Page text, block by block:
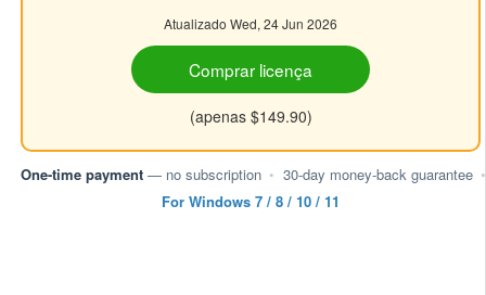
Atualizado Wed, 24 Jun 2026
Comprar licença
(apenas $149.90)
One-time payment — no subscription • 30-day money-back guarantee •
For Windows 7 / 8 / 10 / 11